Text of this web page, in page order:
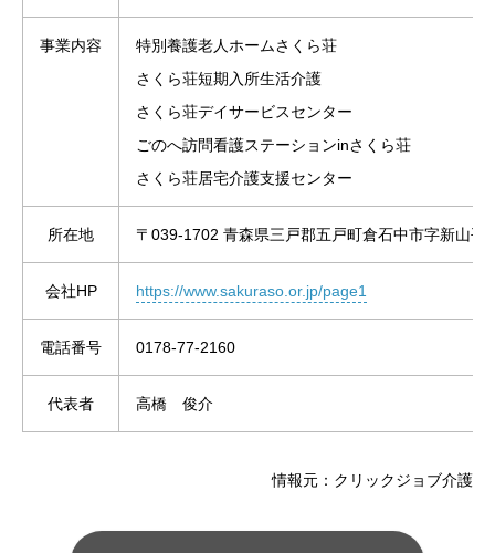
事業内容
特別養護老人ホームさくら荘
さくら荘短期入所生活介護
さくら荘デイサービスセンター
ごのへ訪問看護ステーションinさくら荘
さくら荘居宅介護支援センター
所在地 〒039-1702 青森県三戸郡五戸町倉石中市字新山平
会社HP https://www.sakuraso.or.jp/page1
電話番号 0178-77-2160
代表者 高橋 俊介
情報元：クリックジョブ介護